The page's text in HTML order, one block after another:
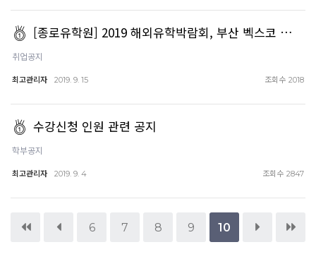
[ 종로유학원] 2019 해외유학박람회, 부산 벡스코 …
취업공지
최고관리자 2019. 9. 15 조회수 2018
수강신청 인원 관련 공지
학부공지
최고관리자 2019. 9. 4 조회수 2847
6 7 8 9 10